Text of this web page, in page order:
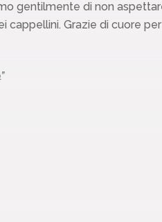
gentilmente di non
Grazie di cuore